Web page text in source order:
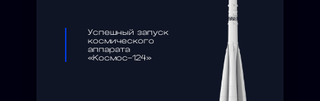
Успешный запуск
космического
аппарата
«Космос-124»